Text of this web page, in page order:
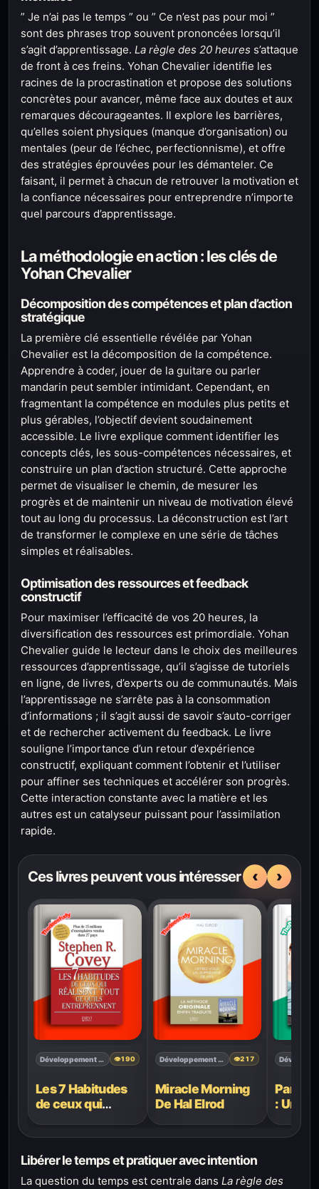
” Je n’ai pas le temps ” ou ” Ce n’est pas pour moi ”
sont des phrases trop souvent prononcées lorsqu’il
s’agit d’apprentissage. La règle des 20 heures s’attaque
de front à ces freins. Yohan Chevalier identifie les
racines de la procrastination et propose des solutions
concrètes pour avancer, même face aux doutes et aux
remarques décourageantes. Il explore les barrières,
qu’elles soient physiques (manque d’organisation) ou
mentales (peur de l’échec, perfectionnisme), et offre
des stratégies éprouvées pour les démanteler. Ce
faisant, il permet à chacun de retrouver la motivation et
la confiance nécessaires pour entreprendre n’importe
quel parcours d’apprentissage.
La méthodologie en action : les clés de
Yohan Chevalier
Décomposition des compétences et plan d’action
stratégique
La première clé essentielle révélée par Yohan
Chevalier est la décomposition de la compétence.
Apprendre à coder, jouer de la guitare ou parler
mandarin peut sembler intimidant. Cependant, en
fragmentant la compétence en modules plus petits et
plus gérables, l’objectif devient soudainement
accessible. Le livre explique comment identifier les
concepts clés, les sous-compétences nécessaires, et
construire un plan d’action structuré. Cette approche
permet de visualiser le chemin, de mesurer les
progrès et de maintenir un niveau de motivation élevé
tout au long du processus. La déconstruction est l’art
de transformer le complexe en une série de tâches
simples et réalisables.
Optimisation des ressources et feedback
constructif
Pour maximiser l’efficacité de vos 20 heures, la
diversification des ressources est primordiale. Yohan
Chevalier guide le lecteur dans le choix des meilleures
ressources d’apprentissage, qu’il s’agisse de tutoriels
en ligne, de livres, d’experts ou de communautés. Mais
l’apprentissage ne s’arrête pas à la consommation
d’informations ; il s’agit aussi de savoir s’auto-corriger
et de rechercher activement du feedback. Le livre
souligne l’importance d’un retour d’expérience
constructif, expliquant comment l’obtenir et l’utiliser
pour affiner ses techniques et accélérer son progrès.
Cette interaction constante avec la matière et les
autres est un catalyseur puissant pour l’assimilation
rapide.
Ces livres peuvent vous intéresser ‹ ›
Développement personnel 👁190
Les 7 Habitudes
de ceux qui
Stephen R.
Covey
Développement personnel 👁217
Miracle Morning
De Hal Elrod
: Une
Libérer le temps et pratiquer avec intention
La question du temps est centrale dans La règle des